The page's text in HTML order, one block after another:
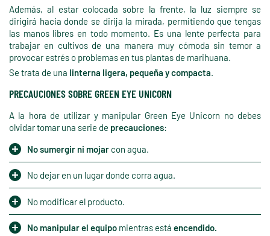
Además, al estar colocada sobre la frente, la luz siempre se
dirigirá hacia donde se dirija la mirada, permitiendo que tengas
las manos libres en todo momento. Es una lente perfecta para
trabajar en cultivos de una manera muy cómoda sin temor a
provocar estrés o problemas en tus plantas de marihuana.
Se trata de una linterna ligera, pequeña y compacta.
PRECAUCIONES SOBRE GREEN EYE UNICORN
A la hora de utilizar y manipular Green Eye Unicorn no debes
olvidar tomar una serie de precauciones:
No sumergir ni mojar con agua.
No dejar en un lugar donde corra agua.
No modificar el producto.
No manipular el equipo mientras está encendido.